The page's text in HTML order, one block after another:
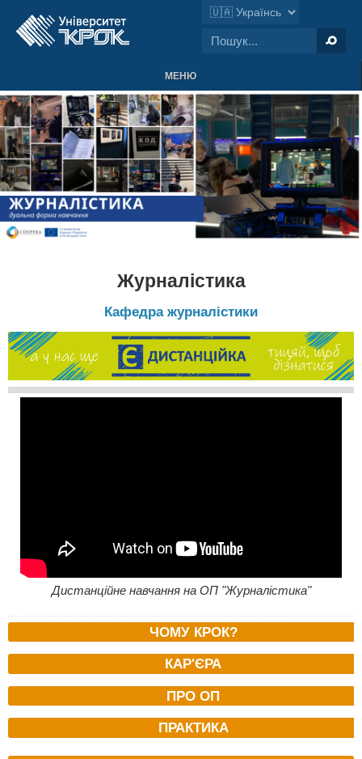
МЕНЮ
Журналістика
Кафедра журналістики
Дистанційне навчання на ОП "Журналістика"
ЧОМУ КРОК?
КАР'ЄРА
ПРО ОП
ПРАКТИКА